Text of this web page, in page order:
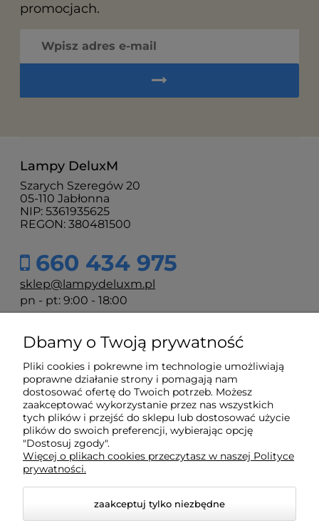
promocjach.
Lampy DeluxM
Szarych Szeregów 20
05-110 Jabłonna
NIP: 5361935625
REGON: 380481500
660 434 975
sklep@lampydeluxm.pl
pn - pt: 9:00 - 18:00
Moje konto
Płatności i dostawa
Informacje
O nas
Dbamy o Twoją prywatność
Pliki cookies i pokrewne im technologie umożliwiają
poprawne działanie strony i pomagają nam
dostosować ofertę do Twoich potrzeb. Możesz
zaakceptować wykorzystanie przez nas wszystkich
tych plików i przejść do sklepu lub dostosować użycie
plików do swoich preferencji, wybierając opcję
"Dostosuj zgody".
Więcej o plikach cookies przeczytasz w naszej Polityce
prywatności.
zaakceptuj tylko niezbędne